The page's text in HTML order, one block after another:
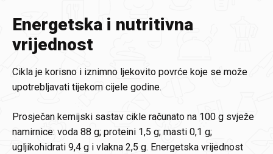
Energetska i nutritivna
vrijednost
Cikla je korisno i iznimno ljekovito povrće koje se može
upotrebljavati tijekom cijele godine.
Prosječan kemijski sastav cikle računato na 100 g svježe
namirnice: voda 88 g; proteini 1,5 g; masti 0,1 g;
ugljikohidrati 9,4 g i vlakna 2,5 g. Energetska vrijednost